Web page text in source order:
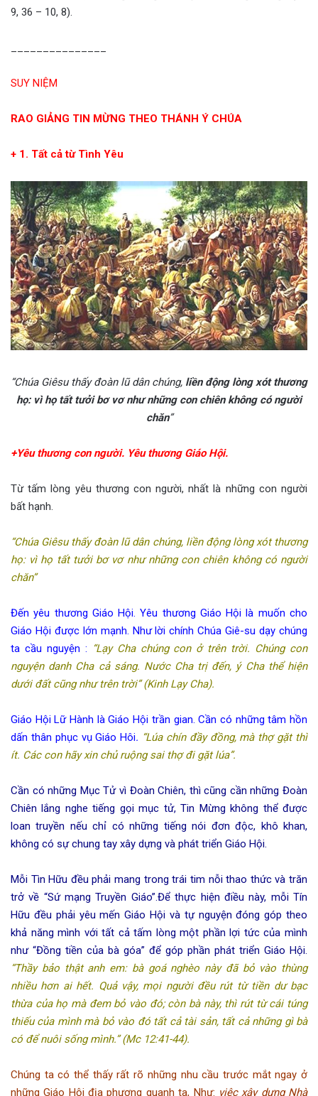
9, 36 – 10, 8).
SUY NIỆM
RAO GIẢNG TIN MỪNG THEO THÁNH Ý CHÚA
+ 1. Tất cả từ Tình Yêu
“Chúa Giêsu thấy đoàn lũ dân chúng, liền động lòng xót thương
họ: vì họ tất tưởi bơ vơ như những con chiên không có người
chăn”
+Yêu thương con người. Yêu thương Giáo Hội.
Từ tấm lòng yêu thương con người, nhất là những con người
bất hạnh.
“Chúa Giêsu thấy đoàn lũ dân chúng, liền động lòng xót thương
họ: vì họ tất tưởi bơ vơ như những con chiên không có người
chăn”
Đến yêu thương Giáo Hội. Yêu thương Giáo Hội là muốn cho
Giáo Hội được lớn mạnh. Như lời chính Chúa Giê-su dạy chúng
ta cầu nguyện : “Lạy Cha chúng con ở trên trời. Chúng con
nguyện danh Cha cả sáng. Nước Cha trị đến, ý Cha thể hiện
dưới đất cũng như trên trời” (Kinh Lạy Cha).
Giáo Hội Lữ Hành là Giáo Hội trần gian. Cần có những tâm hồn
dấn thân phục vụ Giáo Hôi. “Lúa chín đầy đồng, mà thợ gặt thì
ít. Các con hãy xin chủ ruộng sai thợ đi gặt lúa”.
Cần có những Mục Tử vì Đoàn Chiên, thì cũng cần những Đoàn
Chiên lắng nghe tiếng gọi mục tử, Tin Mừng không thể được
loan truyền nếu chỉ có những tiếng nói đơn độc, khô khan,
không có sự chung tay xây dựng và phát triển Giáo Hội.
Mỗi Tìn Hữu đều phải mang trong trái tim nỗi thao thức và trăn
trở về “Sứ mạng Truyền Giáo”.Để thực hiện điều này, mỗi Tín
Hữu đều phải yêu mến Giáo Hội và tự nguyện đóng góp theo
khả năng mình với tất cả tấm lòng một phần lợi tức của mình
như “Đồng tiền của bà góa” để góp phần phát triển Giáo Hội.
“Thầy bảo thật anh em: bà goá nghèo này đã bỏ vào thùng
nhiều hơn ai hết. Quả vậy, mọi người đều rút từ tiền dư bạc
thừa của họ mà đem bỏ vào đó; còn bà này, thì rút từ cái túng
thiếu của mình mà bỏ vào đó tất cả tài sản, tất cả những gì bà
có để nuôi sống mình.” (Mc 12:41-44).
Chúng ta có thể thấy rất rõ những nhu cầu trước mắt ngay ở
những Giáo Hội địa phương quanh ta, Như: việc xây dựng Nhà